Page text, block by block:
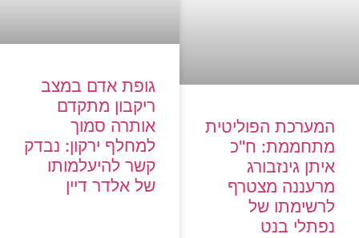
המערכת הפוליטית
מתחממת: ח"כ
איתן גינזבורג
מרעננה מצטרף
לרשימתו של
נפתלי בנט
גופת אדם במצב
ריקבון מתקדם
אותרה סמוך
למחלף ירקון: נבדק
קשר להיעלמותו
של אלדר דיין